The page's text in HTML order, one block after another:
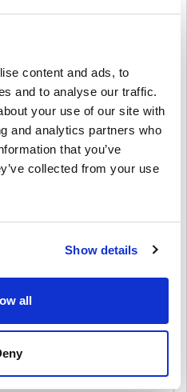
content and ads, to
and to analyse our traffic.
your use of our site with
and analytics partners who
that you’ve
collected from your use
Show details
all
25 USD na PC z livecards.net jest
kodów cyfrowych jest szybkie i
zostaną dostarczone przed
znajdujące się w
natychmiast w
zapoznaj się z często
naszego formularza
przez twórcę gry i dlatego